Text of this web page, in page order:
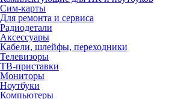
Сим-карты
Для ремонта и сервиса
Радиодетали
Аксессуары
Кабели, шлейфы, переходники
Телевизоры
ТВ-приставки
Мониторы
Ноутбуки
Компьютеры